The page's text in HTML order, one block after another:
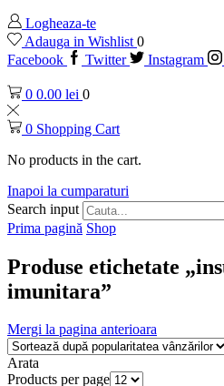
Logheaza-te
Adauga in Wishlist 0
Facebook
Twitter Instagram
0 0.00 lei 0
0 Shopping Cart
No products in the cart.
Inapoi la cumparaturi
Search input
Prima pagină Shop
Produse etichetate
imunitara”
Mergi la pagina anterioara
Arata
Products per page